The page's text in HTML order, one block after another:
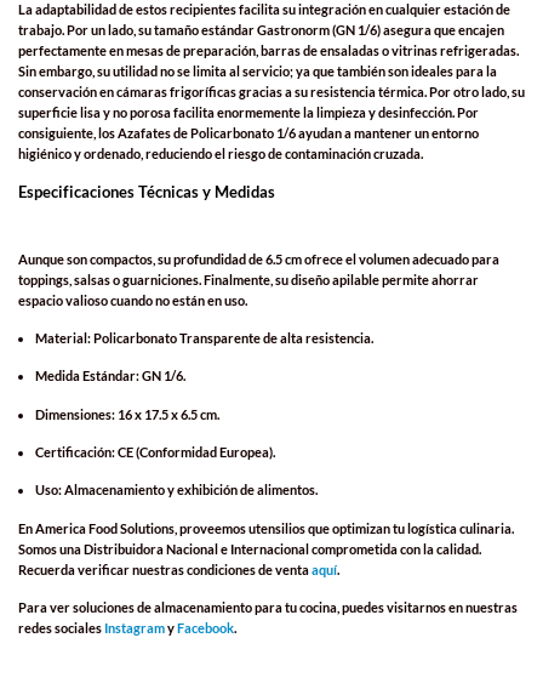
La adaptabilidad de estos recipientes facilita su integración en cualquier estación de
trabajo. Por un lado, su tamaño estándar Gastronorm (GN 1/6) asegura que encajen
perfectamente en mesas de preparación, barras de ensaladas o vitrinas refrigeradas.
Sin embargo, su utilidad no se limita al servicio; ya que también son ideales para la
conservación en cámaras frigoríficas gracias a su resistencia térmica. Por otro lado, su
superficie lisa y no porosa facilita enormemente la limpieza y desinfección. Por
consiguiente, los Azafates de Policarbonato 1/6 ayudan a mantener un entorno
higiénico y ordenado, reduciendo el riesgo de contaminación cruzada.
Especificaciones Técnicas y Medidas
Aunque son compactos, su profundidad de 6.5 cm ofrece el volumen adecuado para
toppings, salsas o guarniciones. Finalmente, su diseño apilable permite ahorrar
espacio valioso cuando no están en uso.
Material: Policarbonato Transparente de alta resistencia.
Medida Estándar: GN 1/6.
Dimensiones: 16 x 17.5 x 6.5 cm.
Certificación: CE (Conformidad Europea).
Uso: Almacenamiento y exhibición de alimentos.
En America Food Solutions, proveemos utensilios que optimizan tu logística culinaria.
Somos una Distribuidora Nacional e Internacional comprometida con la calidad.
Recuerda verificar nuestrascondiciones de ventaaquí.
Para ver soluciones de almacenamiento para tu cocina, puedes visitarnos en nuestras
redes sociales InstagramyFacebook.